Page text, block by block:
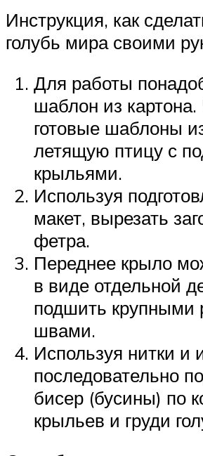
Инструкция, как
голубь мира своими
Для работы
шаблон из
готовые шаблоны
летящую птицу с
крыльями.
Используя
макет, вырезать
фетра.
Переднее крыло
в виде отдельной
подшить крупными
швами.
Используя нитки и
последовательно
бисер (бусины) по
крыльев и груди